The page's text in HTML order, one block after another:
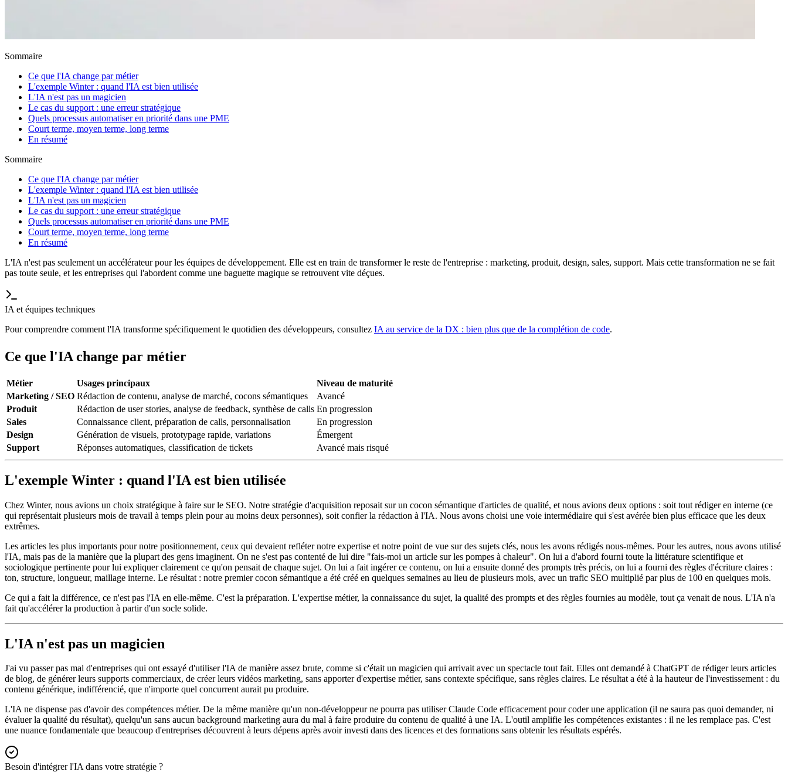
Sommaire
Ce que l'IA change par métier
L'exemple Winter : quand l'IA est bien utilisée
L'IA n'est pas un magicien
Le cas du support : une erreur stratégique
Quels processus automatiser en priorité dans une PME
Court terme, moyen terme, long terme
En résumé
Sommaire
Ce que l'IA change par métier
L'exemple Winter : quand l'IA est bien utilisée
L'IA n'est pas un magicien
Le cas du support : une erreur stratégique
Quels processus automatiser en priorité dans une PME
Court terme, moyen terme, long terme
En résumé
L'IA n'est pas seulement un accélérateur pour les équipes de développement. Elle est en train de transformer le reste de l'entreprise : marketing, produit, design, sales, support. Mais cette transformation ne se fait
pas toute seule, et les entreprises qui l'abordent comme une baguette magique se retrouvent vite déçues.
IA et équipes techniques
Pour comprendre comment l'IA transforme spécifiquement le quotidien des développeurs, consultez IA au service de la DX : bien plus que de la complétion de code.
Ce que l'IA change par métier
Métier Usages principaux
Niveau de maturité
Marketing / SEO Rédaction de contenu, analyse de marché, cocons sémantiques
Avancé
Produit
Rédaction de user stories, analyse de feedback, synthèse de calls En progression
Sales
Connaissance client, préparation de calls, personnalisation
En progression
Design
Génération de visuels, prototypage rapide, variations
Émergent
Support
Réponses automatiques, classification de tickets Avancé mais risqué
L'exemple Winter : quand l'IA est bien utilisée
Chez Winter, nous avions un choix stratégique à faire sur le SEO. Notre stratégie d'acquisition reposait sur un cocon sémantique d'articles de qualité, et nous avions deux options : soit tout rédiger en interne (ce
qui représentait plusieurs mois de travail à temps plein pour au moins deux personnes), soit confier la rédaction à l'IA. Nous avons choisi une voie intermédiaire qui s'est avérée bien plus efficace que les deux
extrêmes.
Les articles les plus importants pour notre positionnement, ceux qui devaient refléter notre expertise et notre point de vue sur des sujets clés, nous les avons rédigés nous-mêmes. Pour les autres, nous avons utilisé
l'IA, mais pas de la manière que la plupart des gens imaginent. On ne s'est pas contenté de lui dire "fais-moi un article sur les pompes à chaleur". On lui a d'abord fourni toute la littérature scientifique et
sociologique pertinente pour lui expliquer clairement ce qu'on pensait de chaque sujet. On lui a fait ingérer ce contenu, on lui a ensuite donné des prompts très précis, on lui a fourni des règles d'écriture claires :
ton, structure, longueur, maillage interne. Le résultat : notre premier cocon sémantique a été créé en quelques semaines au lieu de plusieurs mois, avec un trafic SEO multiplié par plus de 100 en quelques mois.
Ce qui a fait la différence, ce n'est pas l'IA en elle-même. C'est la préparation. L'expertise métier, la connaissance du sujet, la qualité des prompts et des règles fournies au modèle, tout ça venait de nous. L'IA n'a
fait qu'accélérer la production à partir d'un socle solide.
L'IA n'est pas un magicien
J'ai vu passer pas mal d'entreprises qui ont essayé d'utiliser l'IA de manière assez brute, comme si c'était un magicien qui arrivait avec un spectacle tout fait. Elles ont demandé à ChatGPT de rédiger leurs articles
de blog, de générer leurs supports commerciaux, de créer leurs vidéos marketing, sans apporter d'expertise métier, sans contexte spécifique, sans règles claires. Le résultat a été à la hauteur de l'investissement : du
contenu générique, indifférencié, que n'importe quel concurrent aurait pu produire.
L'IA ne dispense pas d'avoir des compétences métier. De la même manière qu'un non-développeur ne pourra pas utiliser Claude Code efficacement pour coder une application (il ne saura pas quoi demander, ni
évaluer la qualité du résultat), quelqu'un sans aucun background marketing aura du mal à faire produire du contenu de qualité à une IA. L'outil amplifie les compétences existantes : il ne les remplace pas. C'est
une nuance fondamentale que beaucoup d'entreprises découvrent à leurs dépens après avoir investi dans des licences et des formations sans obtenir les résultats espérés.
Besoin d'intégrer l'IA dans votre stratégie ?